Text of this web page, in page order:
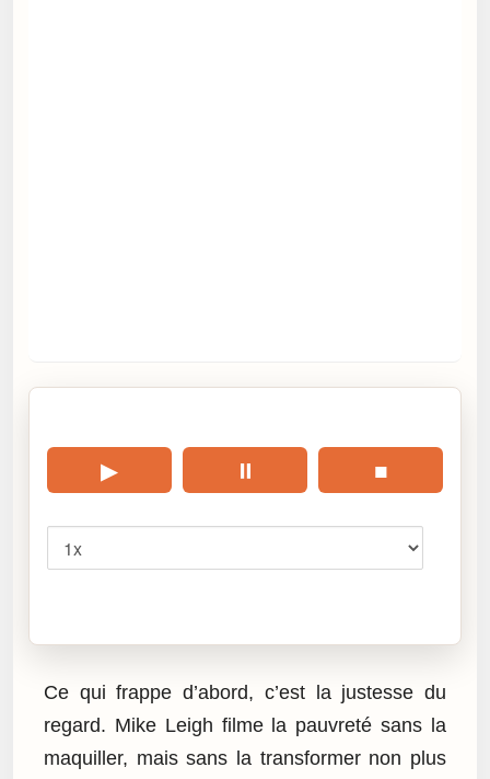
▶ ⏸ ■
Ce qui frappe d’abord, c’est la justesse du
regard. Mike Leigh filme la pauvreté sans la
maquiller, mais sans la transformer non plus